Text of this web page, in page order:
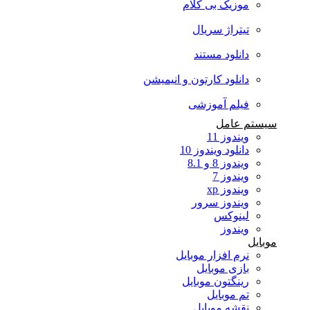
موزیک بی کلام
تیتراژ سریال
دانلود مستند
دانلود کارتون و انیمیشن
فیلم آموزشی
سیستم عامل
ویندوز 11
دانلود ویندوز 10
ویندوز 8 و 8.1
ویندوز 7
ویندوز xp
ویندوز سرور
لینوکس
ویندوز
نرم افزار موبایل
بازی موبایل
رینگتون موبایل
تم موبایل
نقشه موبایل